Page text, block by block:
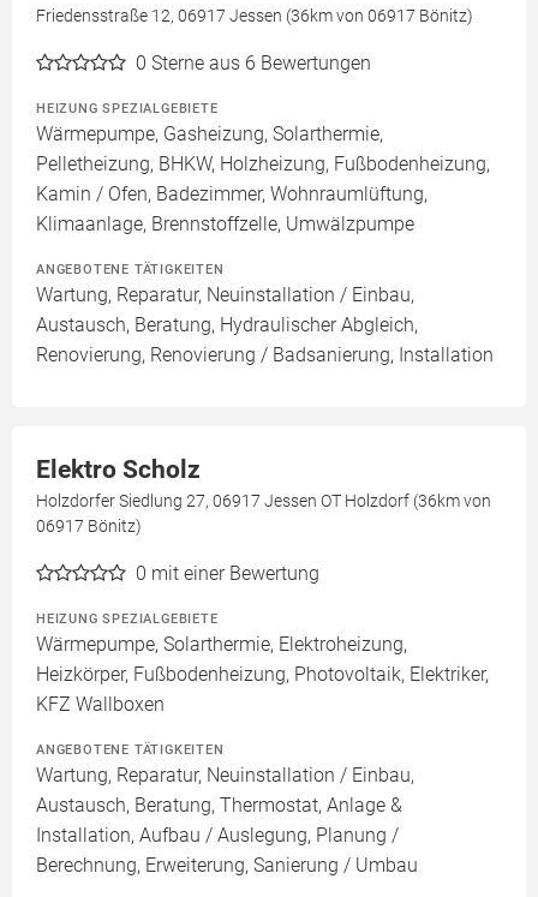
Friedensstraße 12, 06917 Jessen (36km von 06917 Bönitz)
0 Sterne aus 6 Bewertungen
HEIZUNG SPEZIALGEBIETE
Wärmepumpe, Gasheizung, Solarthermie,
Pelletheizung, BHKW, Holzheizung, Fußbodenheizung,
Kamin / Ofen, Badezimmer, Wohnraumlüftung,
Klimaanlage, Brennstoffzelle, Umwälzpumpe
ANGEBOTENE TÄTIGKEITEN
Wartung, Reparatur, Neuinstallation / Einbau,
Austausch, Beratung, Hydraulischer Abgleich,
Renovierung, Renovierung / Badsanierung, Installation
Elektro Scholz
Holzdorfer Siedlung 27, 06917 Jessen OT Holzdorf (36km von
06917 Bönitz)
0 mit einer Bewertung
HEIZUNG SPEZIALGEBIETE
Wärmepumpe, Solarthermie, Elektroheizung,
Heizkörper, Fußbodenheizung, Photovoltaik, Elektriker,
KFZ Wallboxen
ANGEBOTENE TÄTIGKEITEN
Wartung, Reparatur, Neuinstallation / Einbau,
Austausch, Beratung, Thermostat, Anlage &
Installation, Aufbau / Auslegung, Planung /
Berechnung, Erweiterung, Sanierung / Umbau